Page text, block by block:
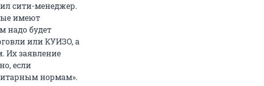
сити-менеджер.
имеют
надо будет
или КУИЗО, а
Их заявление
если
нормам».